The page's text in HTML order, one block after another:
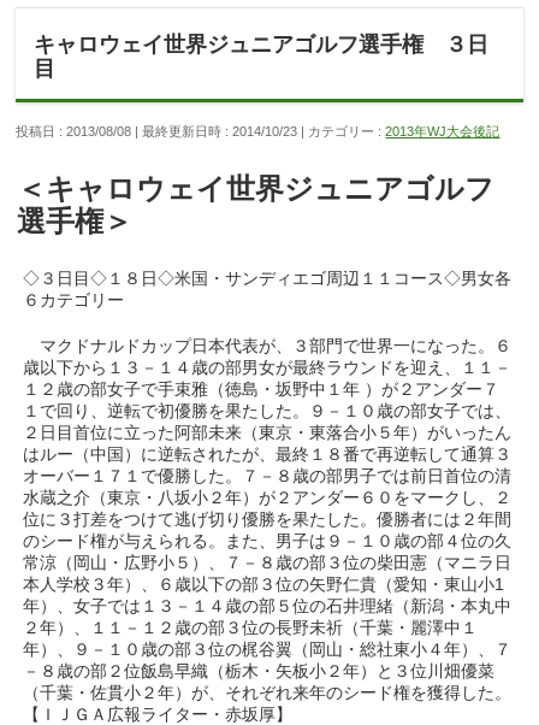
キャロウェイ世界ジュニアゴルフ選手権 ３日
目
投稿日 : 2013/08/08 最終更新日時 : 2014/10/23 カテゴリー :2013年WJ大会後記
＜キャロウェイ世界ジュニアゴルフ
選手権＞
◇３日目◇１８日◇米国・サンディエゴ周辺１１コース◇男女各
６カテゴリー
マクドナルドカップ日本代表が、３部門で世界一になった。６
歳以下から１３－１４歳の部男女が最終ラウンドを迎え、１１－
１２歳の部女子で手束雅（徳島・坂野中１年 ）が２アンダー７
１で回り、逆転で初優勝を果たした。９－１０歳の部女子では、
２日目首位に立った阿部未来（東京・東落合小５年）がいったん
はルー（中国）に逆転されたが、最終１８番で再逆転して通算３
オーバー１７１で優勝した。７－８歳の部男子では前日首位の清
水蔵之介（東京・八坂小２年）が２アンダー６０をマークし、２
位に３打差をつけて逃げ切り優勝を果たした。優勝者には２年間
のシード権が与えられる。また、男子は９－１０歳の部４位の久
常涼（岡山・広野小５）、７－８歳の部３位の柴田憲（マニラ日
本人学校３年）、６歳以下の部３位の矢野仁貴（愛知・東山小1
年）、女子では１３－１４歳の部５位の石井理緒（新潟・本丸中
２年）、１１－１２歳の部３位の長野未祈（千葉・麗澤中１
年）、９－１０歳の部３位の梶谷翼（岡山・総社東小４年）、７
－８歳の部２位飯島早織（栃木・矢板小２年）と３位川畑優菜
（千葉・佐貫小２年）が、それぞれ来年のシード権を獲得した。
【ＩＪＧＡ広報ライター・赤坂厚】